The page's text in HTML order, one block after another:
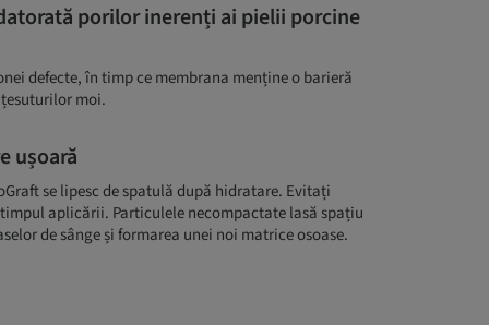
porilor inerenți ai pielii porcine
defecte, în timp ce membrana menține o barieră
moi.
ușoară
se lipesc de spatulă după hidratare. Evitați
aplicării. Particulele necompactate lasă spațiu
de sânge și formarea unei noi matrice osoase.